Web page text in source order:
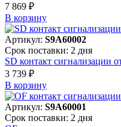
7 869 ₽
В корзинy
Артикул: S9A60002
Срок поставки: 2 дня
SD контакт сигнализации
3 739 ₽
В корзинy
Артикул: S9A60001
Срок поставки: 2 дня